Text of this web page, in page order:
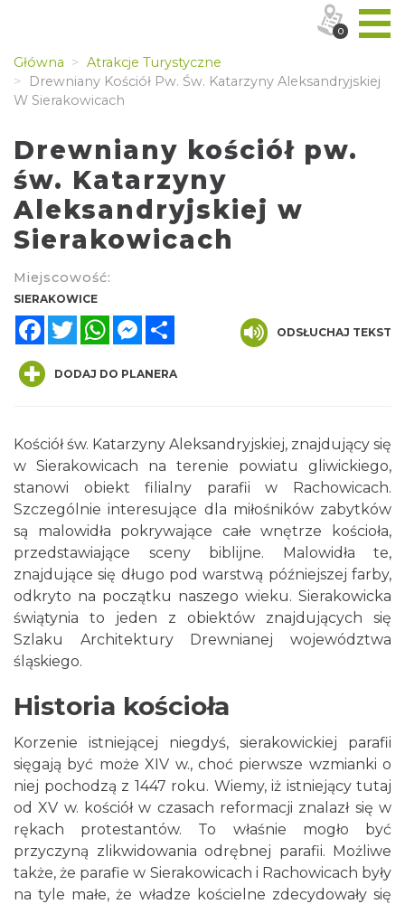
Główna
Atrakcje Turystyczne
Drewniany Kościół Pw. Św. Katarzyny Aleksandryjskiej
W Sierakowicach
Drewniany kościół pw.
św. Katarzyny
Aleksandryjskiej w
Sierakowicach
Miejscowość:
SIERAKOWICE
FacebookTwitterWhatsAppMessenger
ODSŁUCHAJ TEKST
DODAJ DO PLANERA
Kościół św. Katarzyny Aleksandryjskiej, znajdujący się
w Sierakowicach na terenie powiatu gliwickiego,
stanowi obiekt filialny parafii w Rachowicach.
Szczególnie interesujące dla miłośników zabytków
są malowidła pokrywające całe wnętrze kościoła,
przedstawiające sceny biblijne. Malowidła te,
znajdujące się długo pod warstwą późniejszej farby,
odkryto na początku naszego wieku. Sierakowicka
świątynia to jeden z obiektów znajdujących się
Szlaku Architektury Drewnianej województwa
śląskiego.
Historia kościoła
Korzenie istniejącej niegdyś, sierakowickiej parafii
sięgają być może XIV w., choć pierwsze wzmianki o
niej pochodzą z 1447 roku. Wiemy, iż istniejący tutaj
od XV w. kościół w czasach reformacji znalazł się w
rękach protestantów. To właśnie mogło być
przyczyną zlikwidowania odrębnej parafii. Możliwe
także, że parafie w Sierakowicach i Rachowicach były
na tyle małe, że władze kościelne zdecydowały się
0